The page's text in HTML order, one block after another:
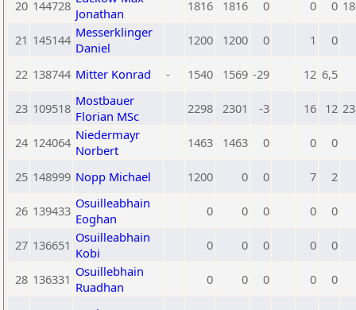
20 144728 Jonathan
1816 1816 0 0 0
21 145144 Messerklinger
Daniel
1200 1200 0 1 0
22 138744 Mitter Konrad - 1540 1569 -29 12 6,5
23 109518 Mostbauer
Florian MSc
2298 2301 -3 16 12
24 124064 Niedermayr
Norbert
1463 1463 0 0 0
25 148999 Nopp Michael 1200 0 0 7 2
26 139433 Osuilleabhain
Eoghan
0 0 0 0 0
27 136651 Osuilleabhain
Kobi
0 0 0 0 0
28 136331 Osuillebhain
Ruadhan
0 0 0 0 0